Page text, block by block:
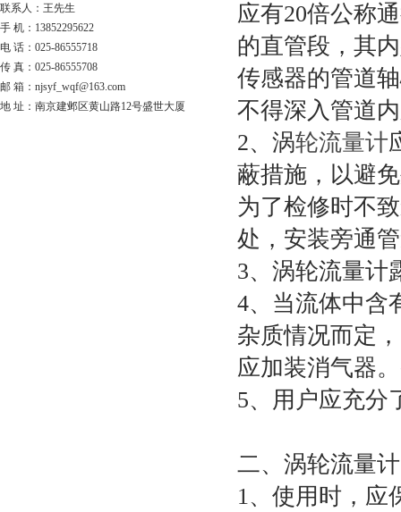
联系人：王先生
手 机：13852295622
电 话：025-86555718
传 真：025-86555708
邮 箱：njsyf_wqf@163.com
地 址：南京建邺区黄山路12号盛世大厦
应有20倍公称
的直管段，其
传感器的管道
不得深入管道
2、涡轮流量计
蔽措施，以避
为了检修时不
处，安装旁通
3、涡轮流量计
4、当流体中含
杂质情况而定
应加装消气器
5、用户应充分
二、涡轮流量
1、使用时，应